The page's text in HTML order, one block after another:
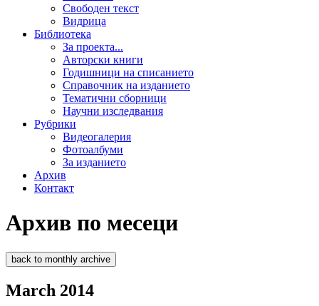
Свободен текст
Видрица
Библиотека
За проекта...
Авторски книги
Годишници на списанието
Справочник на изданието
Тематични сборници
Научни изследвания
Рубрики
Видеогалерия
Фотоалбуми
За изданието
Архив
Контакт
Архив по месеци
back to monthly archive
March 2014